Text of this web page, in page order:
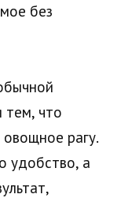
без
тем, что
рагу.
удобство, а